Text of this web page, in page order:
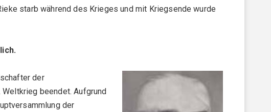
starb während des Krieges und mit Kriegsende wurde
der
Weltkrieg beendet. Aufgrund
der